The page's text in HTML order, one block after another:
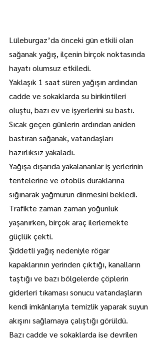
Lüleburgaz’da önceki gün etkili olan
sağanak yağış, ilçenin birçok noktasında
hayatı olumsuz etkiledi.
Yaklaşık 1 saat süren yağışın ardından
cadde ve sokaklarda su birikintileri
oluştu, bazı ev ve işyerlerini su bastı.
Sıcak geçen günlerin ardından aniden
bastıran sağanak, vatandaşları
hazırlıksız yakaladı.
Yağışa dışarıda yakalananlar iş yerlerinin
tentelerine ve otobüs duraklarına
sığınarak yağmurun dinmesini bekledi.
Trafikte zaman zaman yoğunluk
yaşanırken, birçok araç ilerlemekte
güçlük çekti.
Şiddetli yağış nedeniyle rögar
kapaklarının yerinden çıktığı, kanalların
taştığı ve bazı bölgelerde çöplerin
giderleri tıkaması sonucu vatandaşların
kendi imkânlarıyla temizlik yaparak suyun
akışını sağlamaya çalıştığı görüldü.
Bazı cadde ve sokaklarda ise devrilen